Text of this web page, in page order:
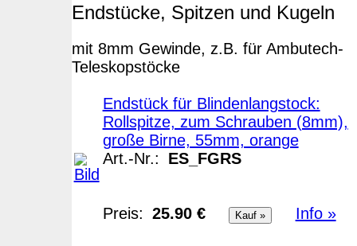
Endstücke, Spitzen und Kugeln
mit 8mm Gewinde, z.B. für Ambutech-
Teleskopstöcke
Endstück für Blindenlangstock:
Rollspitze, zum Schrauben (8mm),
große Birne, 55mm, orange
Art.-Nr.:
ES_FGRS
Preis: 25.90 € Info »